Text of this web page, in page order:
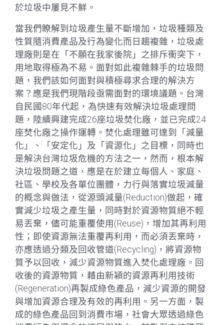
於垃圾中屢見不鮮。
當我們瞭解到垃圾產生量不斷增加，垃圾種類及
性質隨消費產品及行為變化而日趨複雜，垃圾處
理廠則是在「不願在我家後院」之排斥衝突下，
用地取得極為不易。面對如此複雜棘手的垃圾問
題，我們該如何面對與積極尋求合理的解決方
案？應是我們現階段亟需面對的環境議題。台灣
自民國80年代起，為快速有效解決垃圾處理問
題，陸續興建完成26座垃圾焚化廠，並已完成24
座焚化廠之操作運轉。焚化處理雖可達到「減量
化」、「安定化」及「資源化」之目標，同時也
是解決台灣垃圾危機的方法之一，然而，根本解
決垃圾問題之道，應是在於建立每個人、家庭、
社區、學校及各單位團體，力行與落實垃圾減量
的概念與做法，從源頭減量(Reduction)做起，確
實減少垃圾之產生量，同時對於資源物質絕不輕
易丟棄，儘可能重覆使用(Reuse)，增加其再利用
性；即使資源無法重覆再利用，而必須丟棄時，
亦應透過分類及回收管道(Recycling)，將資源物
質予以回收，減少資源物質進入焚化處理廠。回
收後的資源物質，藉由新穎的資源再利用技術
(Regeneration)再製成綠色產品，減少資源的開發
與增加資源合理及有效的再利用。另一方面，製
成的綠色產品回到消費市場，社會大眾透過綠色